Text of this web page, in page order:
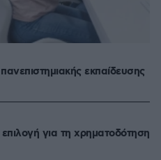
εκπαίδευσης
για τη χρηματοδότηση